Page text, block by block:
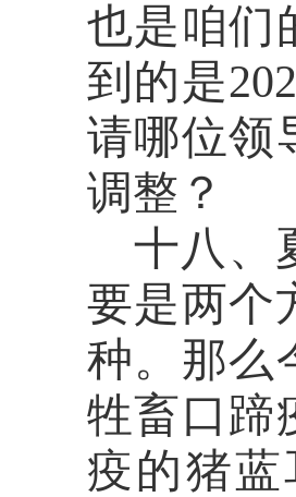
也是咱们
到的是
请哪位领
调整？
十八、
要是两个
种。那么
牲畜口蹄
疫的猪蓝